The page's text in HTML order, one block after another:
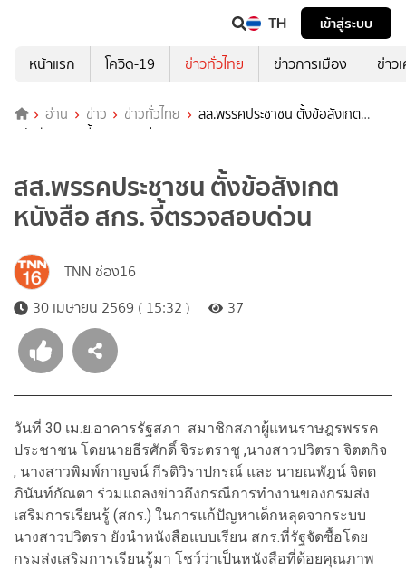
TH
เข้าสู่ระบบ
หน้าแรก
โควิด-19 ข่าวทั่วไทย ข่าวการเมือง ข่าว
อ่าน ข่าว ข่าวทั่วไทย
สส.พรรคประชาชน ตั้งข้อสังเกต
หนังสือ สกร. จี้ตรวจสอบด่วน
สส.พรรคประชาชน ตั้งข้อสังเกต
หนังสือ สกร. จี้ตรวจสอบด่วน
TNN ช่อง16
30 เมษายน 2569 ( 15:32 )
37
วันที่ 30 เม.ย.อาคารรัฐสภา สมาชิกสภาผู้แทนราษฎรพรรค
ประชาชน โดยนายธีรศักดิ์ จิระตราชู ,นางสาวปวิตรา จิตตกิจ
, นางสาวพิมพ์กาญจน์ กีรติวิราปกรณ์ และ นายณพัฎน์ จิตต
ภินันท์กัณตา ร่วมแถลงข่าวถึงกรณีการทำงานของกรมส่ง
เสริมการเรียนรู้ (สกร.) ในการแก้ปัญหาเด็กหลุดจากระบบ
นางสาวปวิตรา ยังนำหนังสือแบบเรียน สกร.ที่รัฐจัดซื้อโดย
กรมส่งเสริมการเรียนรู้มา โชว์ว่าเป็นหนังสือที่ด้อยคุณภาพ